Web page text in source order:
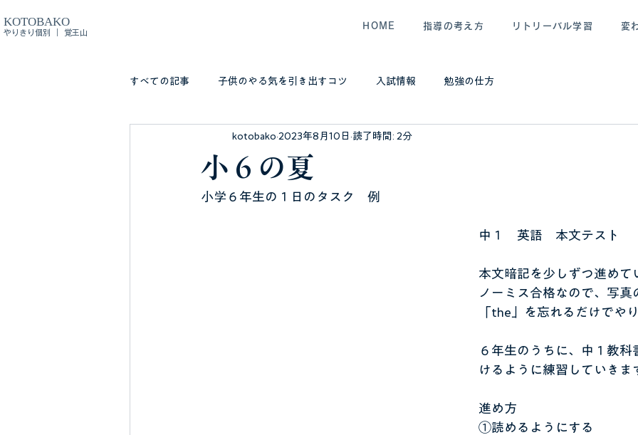
KOTOBAKO
やりきり個別 ｜ 覚王山
HOME 指導の考え方 リトリーバル学習 変
すべての記事 子供のやる気を引き出すコツ 入試情報 勉強の仕方
小６の夏
kotobako 2023年8月10日 読了時間: 2分
小学６年生の１日のタスク　例
中１　英語　本文テスト
本文暗記を少しずつ進めて
ノーミス合格なので、写真
「the」を忘れるだけでや
６年生のうちに、中１教科
けるように練習していきま
進め方
①読めるようにする